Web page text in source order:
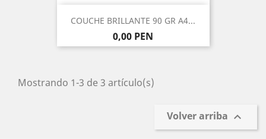
COUCHE BRILLANTE 90 GR A4...
Precio
0,00 PEN
Mostrando 1-3 de 3 artículo(s)
Volver arriba 